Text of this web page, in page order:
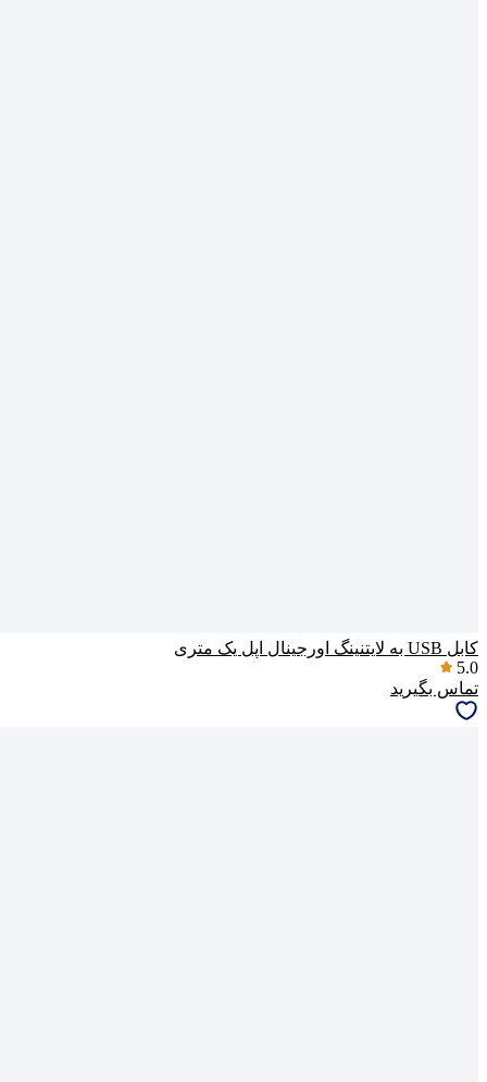
کابل USB به لایتنینگ اورجینال اپل یک متری
5.0
تماس بگیرید